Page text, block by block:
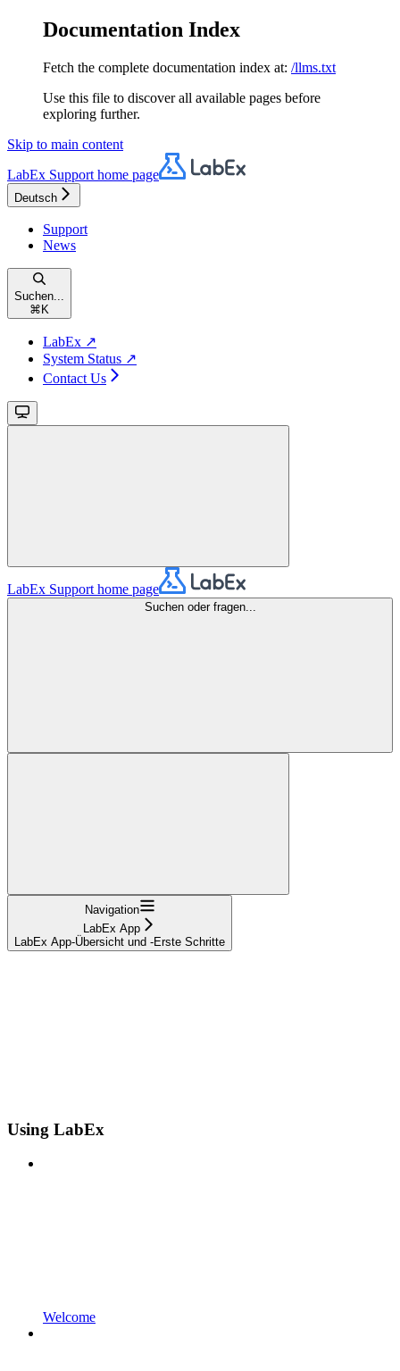
Documentation Index
Fetch the complete documentation index at: /llms.txt
Use this file to discover all available pages before
exploring further.
Skip to main content
LabEx Support home page
Deutsch
Support
News
Suchen...
⌘ K
LabEx ↗
System Status ↗
Contact Us
LabEx Support home page
Suchen oder fragen...
Navigation
LabEx App
LabEx App-Übersicht und -Erste Schritte
Using LabEx
Welcome